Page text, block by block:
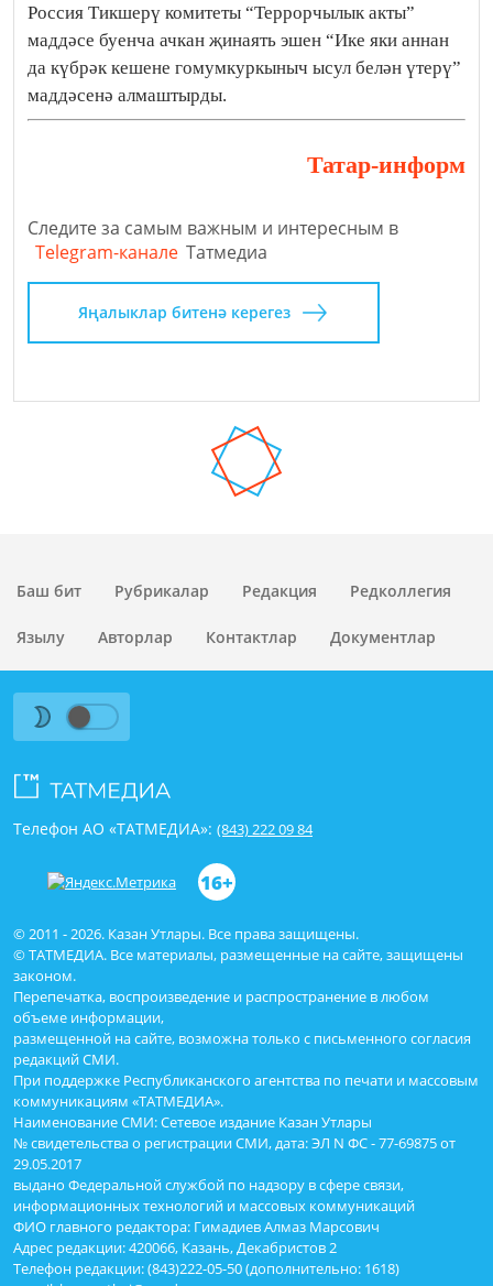
Россия Тикшерү комитеты “Террорчылык акты”
маддәсе буенча ачкан җинаять эшен “Ике яки аннан
да күбрәк кешене гомумкуркыныч ысул белән үтерү”
маддәсенә алмаштырды.
Татар-информ
Следите за самым важным и интересным в
Telegram-канале Татмедиа
Яңалыклар битенә керегез
Баш бит Рубрикалар Редакция Редколлегия
Язылу Авторлар Контактлар Документлар
© 2011 - 2026. Казан Утлары. Все права защищены.
© ТАТМЕДИА. Все материалы, размещенные на сайте, защищены
законом.
Перепечатка, воспроизведение и распространение в любом
объеме информации,
размещенной на сайте, возможна только с письменного согласия
редакций СМИ.
При поддержке Республиканского агентства по печати и массовым
коммуникациям «ТАТМЕДИА».
Наименование СМИ: Сетевое издание Казан Утлары
№ свидетельства о регистрации СМИ, дата: ЭЛ N ФС - 77-69875 от
29.05.2017
выдано Федеральной службой по надзору в сфере связи,
информационных технологий и массовых коммуникаций
ФИО главного редактора: Гимадиев Алмаз Марсович
Адрес редакции: 420066, Казань, Декабристов 2
Телефон редакции: (843)222-05-50 (дополнительно: 1618)
Телефон АО «ТАТМЕДИА»: (843) 222 09 84
16+